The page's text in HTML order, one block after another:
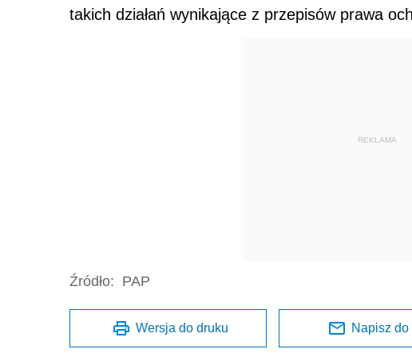
takich działań wynikające z przepisów prawa
REKLAMA
Źródło: PAP
Wersja do druku Napisz do